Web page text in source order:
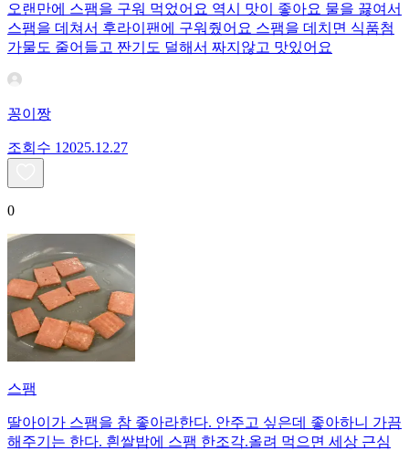
오랜만에 스팸을 구워 먹었어요 역시 맛이 좋아요 물을 끓여서
스팸을 데쳐서 후라이팬에 구워줬어요 스팸을 데치면 식품첨
가물도 줄어들고 짠기도 덜해서 짜지않고 맛있어요
꽁이짱
조회수 12025.12.27
0
스팸
딸아이가 스팸을 참 좋아라한다. 안주고 싶은데 좋아하니 가끔
해주기는 한다. 흰쌀밥에 스팸 한조각.올려 먹으면 세상 근심